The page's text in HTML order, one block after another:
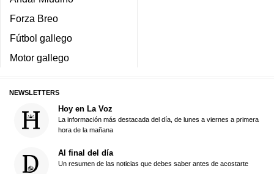
Forza Breo
Fútbol gallego
Motor gallego
NEWSLETTERS
Hoy en La Voz
La información más destacada del día, de lunes a viernes a primera
hora de la mañana
Al final del día
Un resumen de las noticias que debes saber antes de acostarte